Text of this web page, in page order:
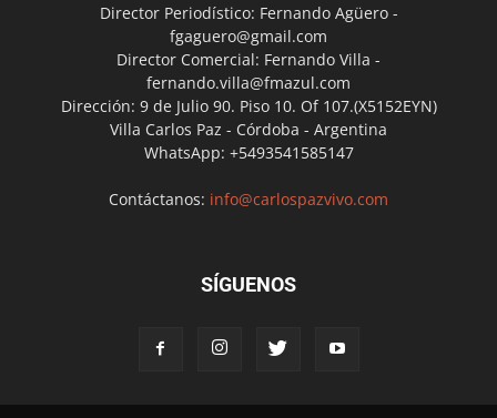
Director Periodístico: Fernando Agüero -
fgaguero@gmail.com
Director Comercial: Fernando Villa -
fernando.villa@fmazul.com
Dirección: 9 de Julio 90. Piso 10. Of 107.(X5152EYN)
Villa Carlos Paz - Córdoba - Argentina
WhatsApp: +5493541585147
Contáctanos: info@carlospazvivo.com
SÍGUENOS